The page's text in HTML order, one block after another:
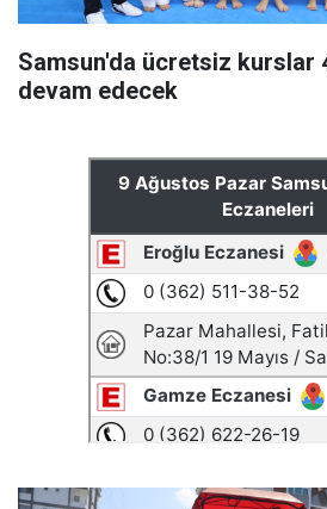
Samsun'da ücretsiz kurslar
devam edecek